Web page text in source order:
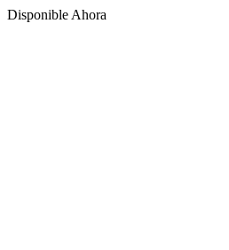
Disponible Ahora